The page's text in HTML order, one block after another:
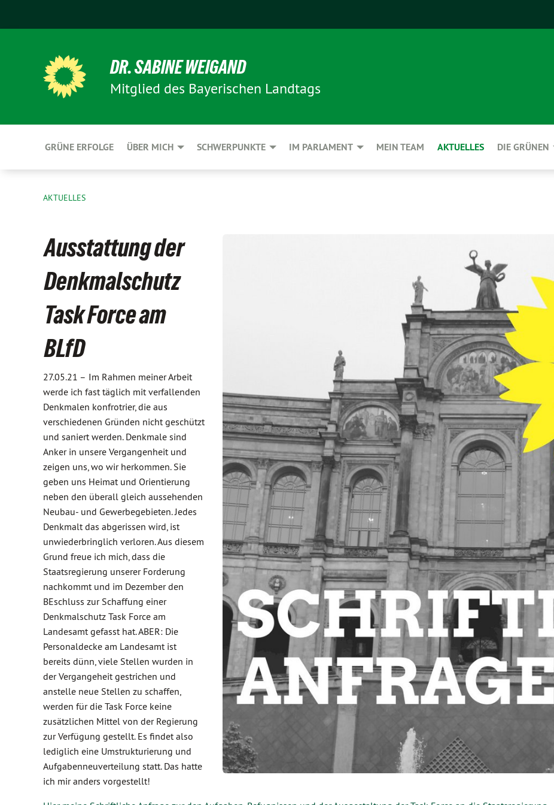
DR. SABINE WEIGAND
Mitglied des Bayerischen Landtags
GRÜNE ERFOLGE ÜBER MICH SCHWERPUNKTE IM PARLAMENT MEIN TEAM AKTUELLES DIE GRÜNEN
AKTUELLES
Ausstattung der
Denkmalschutz
Task Force am
BLfD
27.05.21 – Im Rahmen meiner Arbeit
werde ich fast täglich mit verfallenden
Denkmalen konfrotrier, die aus
verschiedenen Gründen nicht geschützt
und saniert werden. Denkmale sind
Anker in unsere Vergangenheit und
zeigen uns, wo wir herkommen. Sie
geben uns Heimat und Orientierung
neben den überall gleich aussehenden
Neubau- und Gewerbegebieten. Jedes
Denkmalt das abgerissen wird, ist
unwiederbringlich verloren. Aus diesem
Grund freue ich mich, dass die
Staatsregierung unserer Forderung
nachkommt und im Dezember den
BEschluss zur Schaffung einer
Denkmalschutz Task Force am
Landesamt gefasst hat. ABER: Die
Personaldecke am Landesamt ist
bereits dünn, viele Stellen wurden in
der Vergangeheit gestrichen und
anstelle neue Stellen zu schaffen,
werden für die Task Force keine
zusätzlichen Mittel von der Regierung
zur Verfügung gestellt. Es findet also
lediglich eine Umstrukturierung und
Aufgabenneuverteilung statt. Das hatte
ich mir anders vorgestellt!